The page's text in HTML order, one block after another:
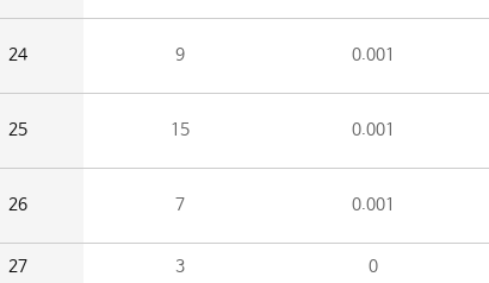
24 9 0.001
25 15 0.001
26 7 0.001
27 3 0